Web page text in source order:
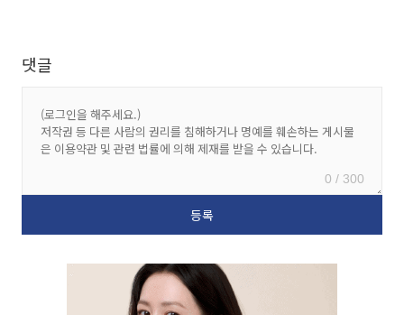
댓글
0 / 300